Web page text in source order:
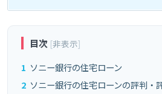
目次 [非表示]
1 ソニー銀行の住宅ローン
2 ソニー銀行の住宅ローンの評判・